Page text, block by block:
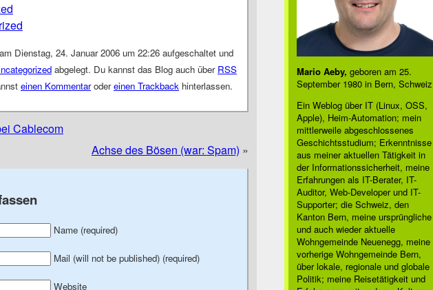
Dienstag, 24. Januar 2006 um 22:26 aufgeschaltet und
abgelegt. Du kannst das Blog auch über RSS
einen Kommentarodereinen Trackback hinterlassen.
Cablecom
Achse des Bösen (war: Spam) »
Name (required)
Mail (will not be published) (required)
Website
Mario Aeby, geboren am 25.
September 1980 in Bern, Schweiz
Ein Weblog über IT (Linux, OSS,
Apple), Heim-Automation; mein
mittlerweile abgeschlossenes
Geschichtsstudium; Erkenntnisse
aus meiner aktuellen Tätigkeit in
der Informationssicherheit, meine
Erfahrungen als IT-Berater, IT-
Auditor, Web-Developer und IT-
Supporter; die Schweiz, den
Kanton Bern, meine ursprüngliche
und auch wieder aktuelle
Wohngemeinde Neuenegg, meine
vorherige Wohngemeinde Bern,
über lokale, regionale und globale
Politik; meine Reisetätigkeit und